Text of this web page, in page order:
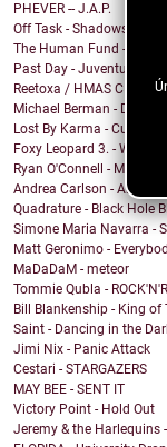
PHEVER -- J.A.P.
Off Task - Shadows
The Human Fund -
Past Day - Juventud
Reetoxa / HMAS
Michael Berman -
Lost By Karma - Culpa
Foxy Leopard 3. - War &
Ryan O'Connell - Mirror
Andrea Carlson - Angels
Quadrature - Black Hole
Simone Maria Navarra -
Matt Geronimo -
MaDaDaM - meteor
Tommie Qubla -
Bill Blankenship - King of
Saint - Dancing in the
Jimi Nix - Panic Attack
Cestari - STARGAZERS
MAY BEE - SENT IT
Victory Point - Hold Out
Jeremy & the Harlequins